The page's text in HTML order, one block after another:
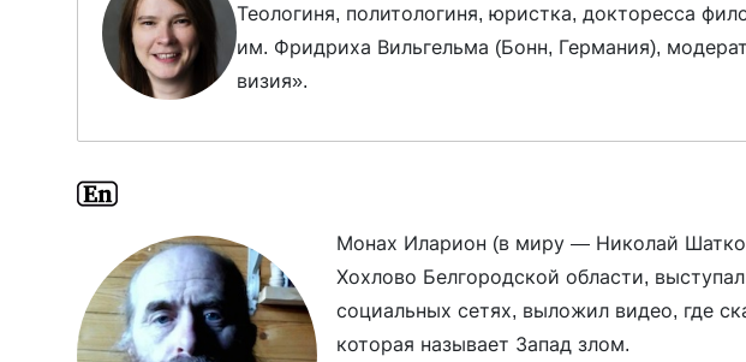
Теологиня, политологиня, юристка, докторесса
им. Фридриха Вильгельма (Бонн, Германия),
визия».
Монах Иларион (в миру — Николай
Хохлово Белгородской области,
социальных сетях, выложил видео, где
которая называет Запад злом.